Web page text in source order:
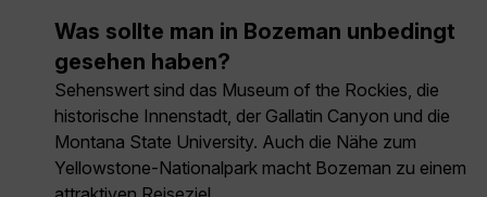
Was sollte man in Bozeman unbedingt
gesehen haben?
Sehenswert sind das Museum of the Rockies, die
historische Innenstadt, der Gallatin Canyon und die
Montana State University. Auch die Nähe zum
Yellowstone-Nationalpark macht Bozeman zu einem